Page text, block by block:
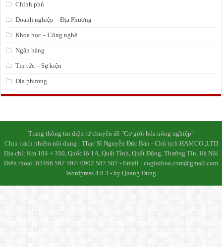
Chính phủ
Doanh nghiệp – Địa Phương
Khoa học – Công nghệ
Ngân hàng
Tin tức – Sự kiện
Địa phương
Trang thông tin điện tử chuyên đề "Cơ giới hóa nông nghiệp"
Chịu trách nhiệm nội dung : Thạc Sĩ Nguyễn Đức Bản - Chủ tịch HAMCO.,LTD
Địa chỉ: Km 194 + 350, Quốc lộ 1A, Quất Tỉnh, Quất Động, Thường Tín, Hà Nội
Điên thoại: 02466 597 597/ 0902 587 587 - Email : cogioihoa.com@gmail.com
Wordpress 4.8.3 - by Quang Dung